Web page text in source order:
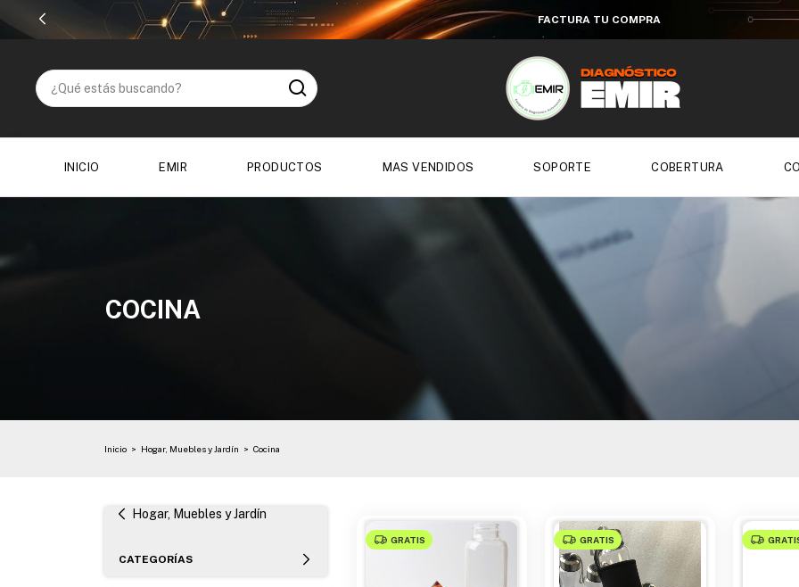
FACTURA TU COMPRA
INICIO EMIR PRODUCTOS MAS VENDIDOS SOPORTE COBERTURA
COCINA
Inicio > Hogar, Muebles y Jardín > Cocina
Hogar, Muebles y Jardín
CATEGORÍAS
GRATIS GRATIS